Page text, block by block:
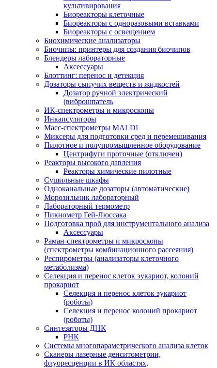
культивирования
Биореакторы клеточные
Биореакторы с одноразовыми вставками
Биореакторы с освещением
Биохимические анализаторы
Биочипы: принтеры для создания биочипов
Блендеры лабораторные
Аксессуары
Блоттинг: перенос и детекция
Дозаторы сыпучих веществ и жидкостей
Дозатор ручной электрический
(виброшпатель
ИК-спектрометры и микроскопы
Инкапсуляторы
Масс-спектрометры MALDI
Миксеры для подготовки сред и перемешивания
Пилотное и полупромышленное оборудование
Центрифуги проточные (отключен)
Реакторы высокого давления
Реакторы химические пилотные
Сушильные шкафы
Одноканальные дозаторы (автоматические)
Морозильник лабораторный
Лабораторный термометр
Пикнометр Гей-Люссака
Подготовка проб для инструментального анализа
Аксессуары
Раман-спектрометры и микроскопы
(спектрометры комбинационного рассеяния)
Респирометры (анализаторы клеточного
метаболизма)
Селекция и перенос клеток эукариот, колоний
прокариот
Селекция и перенос клеток эукариот
(роботы)
Селекция и перенос колоний прокариот
(роботы)
Синтезаторы ДНК
РНК
Системы многопараметрического анализа клеток
Сканеры лазерные денситометрии,
флуоресценции в ИК областях,